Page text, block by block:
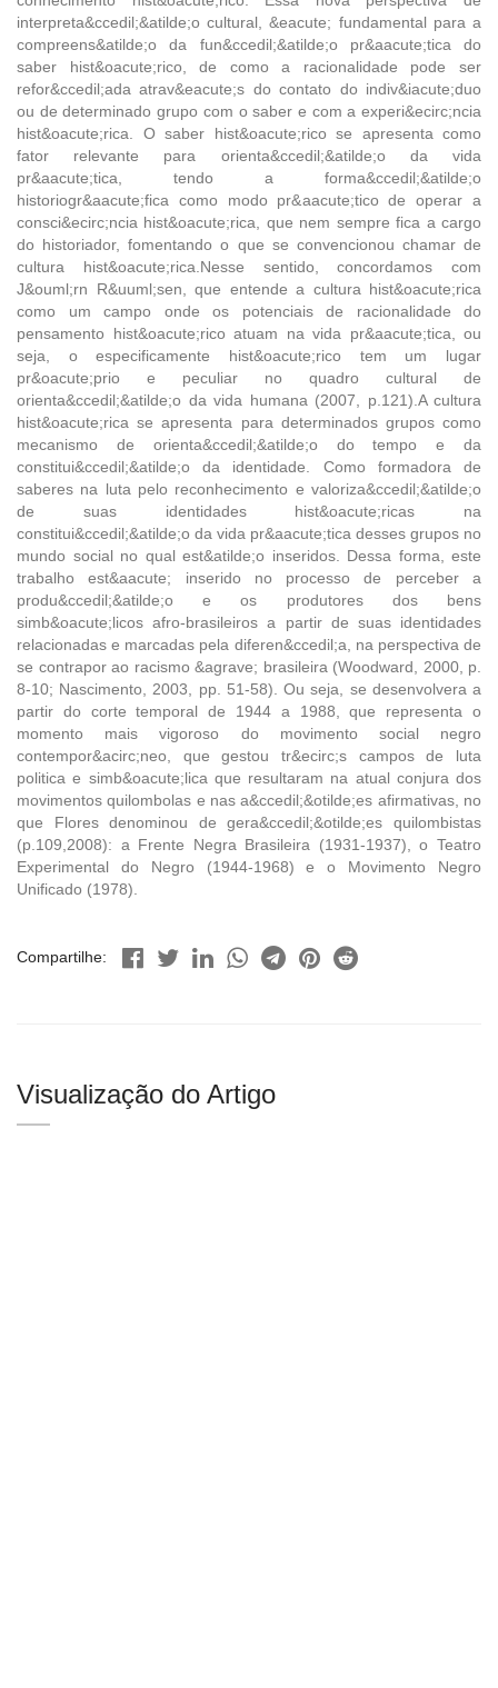
interpreta&ccedil;&atilde;o cultural, &eacute; fundamental para a
compreens&atilde;o da fun&ccedil;&atilde;o pr&aacute;tica do
saber hist&oacute;rico, de como a racionalidade pode ser
refor&ccedil;ada atrav&eacute;s do contato do indiv&iacute;duo
ou de determinado grupo com o saber e com a experi&ecirc;ncia
hist&oacute;rica. O saber hist&oacute;rico se apresenta como
fator relevante para orienta&ccedil;&atilde;o da vida
pr&aacute;tica, tendo a forma&ccedil;&atilde;o
historiogr&aacute;fica como modo pr&aacute;tico de operar a
consci&ecirc;ncia hist&oacute;rica, que nem sempre fica a cargo
do historiador, fomentando o que se convencionou chamar de
cultura hist&oacute;rica.Nesse sentido, concordamos com
J&ouml;rn R&uuml;sen, que entende a cultura hist&oacute;rica
como um campo onde os potenciais de racionalidade do
pensamento hist&oacute;rico atuam na vida pr&aacute;tica, ou
seja, o especificamente hist&oacute;rico tem um lugar
pr&oacute;prio e peculiar no quadro cultural de
orienta&ccedil;&atilde;o da vida humana (2007, p.121).A cultura
hist&oacute;rica se apresenta para determinados grupos como
mecanismo de orienta&ccedil;&atilde;o do tempo e da
constitui&ccedil;&atilde;o da identidade. Como formadora de
saberes na luta pelo reconhecimento e valoriza&ccedil;&atilde;o
de suas identidades hist&oacute;ricas na
constitui&ccedil;&atilde;o da vida pr&aacute;tica desses grupos no
mundo social no qual est&atilde;o inseridos. Dessa forma, este
trabalho est&aacute; inserido no processo de perceber a
produ&ccedil;&atilde;o e os produtores dos bens
simb&oacute;licos afro-brasileiros a partir de suas identidades
relacionadas e marcadas pela diferen&ccedil;a, na perspectiva de
se contrapor ao racismo &agrave; brasileira (Woodward, 2000, p.
8-10; Nascimento, 2003, pp. 51-58). Ou seja, se desenvolvera a
partir do corte temporal de 1944 a 1988, que representa o
momento mais vigoroso do movimento social negro
contempor&acirc;neo, que gestou tr&ecirc;s campos de luta
politica e simb&oacute;lica que resultaram na atual conjura dos
movimentos quilombolas e nas a&ccedil;&otilde;es afirmativas, no
que Flores denominou de gera&ccedil;&otilde;es quilombistas
(p.109,2008): a Frente Negra Brasileira (1931-1937), o Teatro
Experimental do Negro (1944-1968) e o Movimento Negro
Unificado (1978).
Compartilhe:
Visualização do Artigo